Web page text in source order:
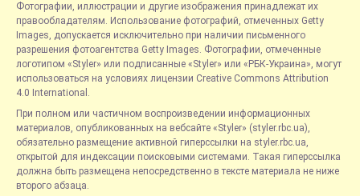
Фотографии, иллюстрации и другие изображения принадлежат их
правообладателям. Использование фотографий, отмеченных Getty
Images, допускается исключительно при наличии письменного
разрешения фотоагентства Getty Images. Фотографии, отмеченные
логотипом «Styler» или подписанные «Styler» или «РБК-Украина», могут
использоваться на условиях лицензии Creative Commons Attribution
4.0 International.
При полном или частичном воспроизведении информационных
материалов, опубликованных на вебсайте «Styler» (styler.rbc.ua),
обязательно размещение активной гиперссылки на styler.rbc.ua,
открытой для индексации поисковыми системами. Такая гиперссылка
должна быть размещена непосредственно в тексте материала не ниже
второго абзаца.